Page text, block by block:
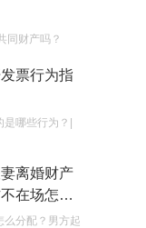
同财产吗？
票行为指
哪些行为？|
离婚财产
在场怎么
么分配？男方起